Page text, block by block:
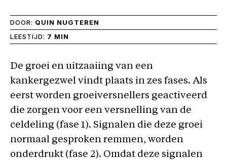
DOOR: QUIN NUGTEREN
LEESTIJD: 7 MIN
De groei en uitzaaiing van een
kankergezwel vindt plaats in zes fases. Als
eerst worden groeiversnellers geactiveerd
die zorgen voor een versnelling van de
celdeling (fase 1). Signalen die deze groei
normaal gesproken remmen, worden
onderdrukt (fase 2). Omdat deze signalen